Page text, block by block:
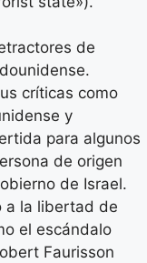
de
críticas como
y
para algunos
de origen
de Israel.
a la libertad de
el escándalo
Faurisson